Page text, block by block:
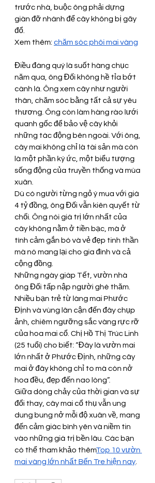
trước nhà, buộc ông phải dựng
giàn đỡ nhánh để cây không bị gãy
đổ.
Xem thêm: chăm sóc phôi mai vàng
Điều đáng quý là suốt hàng chục
năm qua, ông Đối không hề tỉa bớt
cành lá. Ông xem cây như người
thân, chăm sóc bằng tất cả sự yêu
thương. Ông còn làm hàng rào lưới
quanh gốc để bảo vệ cây khỏi
những tác động bên ngoài. Với ông,
cây mai không chỉ là tài sản mà còn
là một phần ký ức, một biểu tượng
sống động của truyền thống và mùa
xuân.
Dù có người từng ngỏ ý mua với giá
4 tỷ đồng, ông Đối vẫn kiên quyết từ
chối. Ông nói giá trị lớn nhất của
cây không nằm ở tiền bạc, mà ở
tình cảm gắn bó và vẻ đẹp tinh thần
mà nó mang lại cho gia đình và cả
cộng đồng.
Những ngày giáp Tết, vườn nhà
ông Đối tấp nập người ghé thăm.
Nhiều bạn trẻ từ làng mai Phước
Định và vùng lân cận đến đây chụp
ảnh, chiêm ngưỡng sắc vàng rực rỡ
của hoa mai cổ. Chị Hồ Thị Trúc Linh
(25 tuổi) cho biết: “Đây là vườn mai
lớn nhất ở Phước Định, những cây
mai ở đây không chỉ to mà còn nở
hoa đều, đẹp đến nao lòng”.
Giữa dòng chảy của thời gian và sự
đổi thay, cây mai cổ thụ vẫn ung
dung bung nở mỗi độ xuân về, mang
đến cảm giác bình yên và niềm tin
vào những giá trị bền lâu. Các bạn
có thể tham khảo thêmTop 10 vườn
mai vàng lớn nhất Bến Tre hiện nay